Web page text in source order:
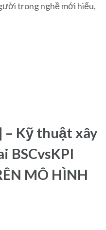
trong nghề mới hiểu,
– Kỹ thuật xây
BSCvsKPI
MÔ HÌNH